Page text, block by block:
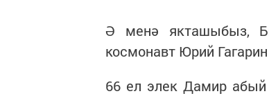
Ә менә якташыбыз,
космонавт Юрий
66 ел элек Дамир абый